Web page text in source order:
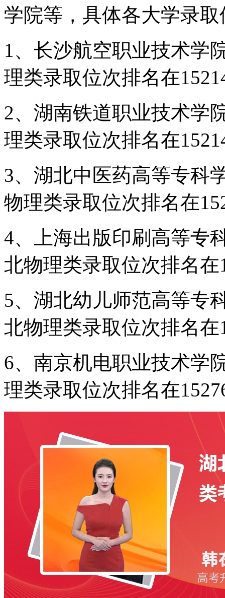
学院等，具体各大学录
1、长沙航空职业技术学
理类录取位次排名在
2、湖南铁道职业技术学
理类录取位次排名在
3、湖北中医药高等专科
物理类录取位次排名在
4、上海出版印刷高等专
北物理类录取位次排名在
5、湖北幼儿师范高等专
北物理类录取位次排名在
6、南京机电职业技术学
理类录取位次排名在